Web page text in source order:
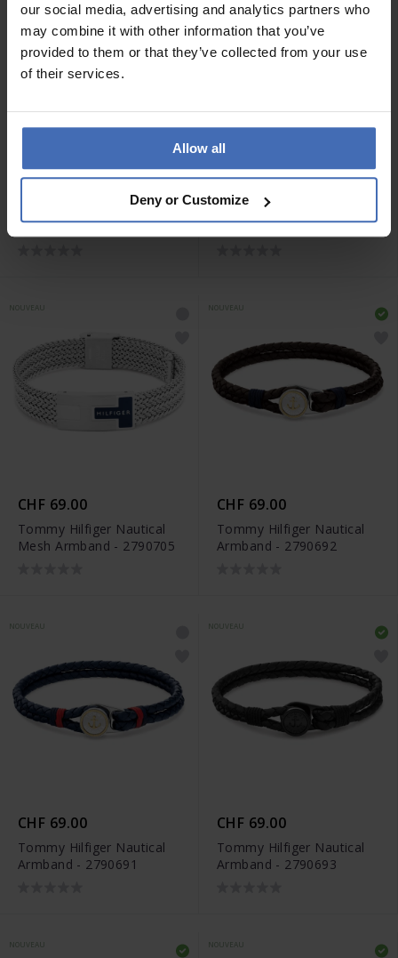
our social media, advertising and analytics partners who
may combine it with other information that you’ve
provided to them or that they’ve collected from your use
of their services.
Allow all
Deny or Customize
CHF 69.00
Tommy Hilfiger Jameson
Armband - 2790657
CHF 89.00
Tommy Hilfiger Nautical
Mesh Armband - 2790706
CHF 69.00
Tommy Hilfiger Nautical
Mesh Armband - 2790705
CHF 69.00
Tommy Hilfiger Nautical
Armband - 2790692
CHF 69.00
Tommy Hilfiger Nautical
Armband - 2790691
CHF 69.00
Tommy Hilfiger Nautical
Armband - 2790693
NOUVEAU NOUVEAU